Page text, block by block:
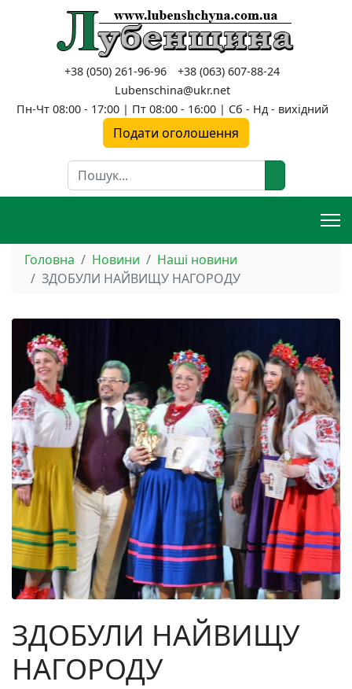
+38 (050) 261-96-96
+38 (063) 607-88-24
Lubenschina@ukr.net
Пн-Чт 08:00 - 17:00 | Пт 08:00 - 16:00 | Сб - Нд - вихідний
Подати оголошення
Пошук
Головна Новини
Наші новини
ЗДОБУЛИ НАЙВИЩУ НАГОРОДУ
ЗДОБУЛИ НАЙВИЩУ
НАГОРОДУ